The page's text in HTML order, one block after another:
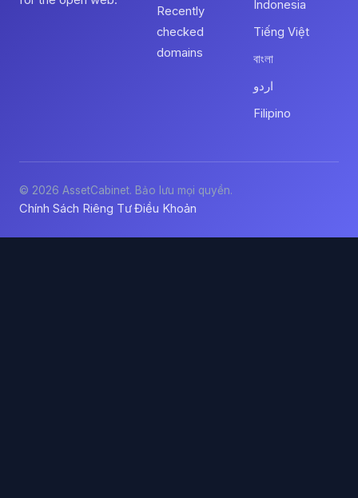
Recently
checked
domains
Indonesia
Tiếng Việt
বাংলা
اردو
Filipino
© 2026 AssetCabinet. Bảo lưu mọi quyền.
Chính Sách Riêng Tư·Điều Khoản